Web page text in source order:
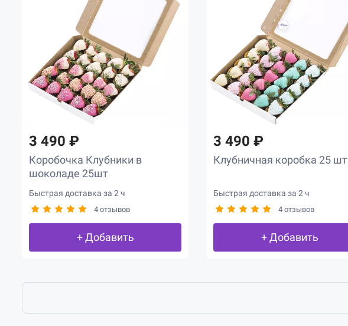
3 490 ₽
Коробочка Клубники в
шоколаде 25шт
Быстрая доставка за 2 ч
4 отзывов
+ Добавить
3 490 ₽
Клубничная коробка 25 шт
Быстрая доставка за 2 ч
4 отзывов
+ Добавить